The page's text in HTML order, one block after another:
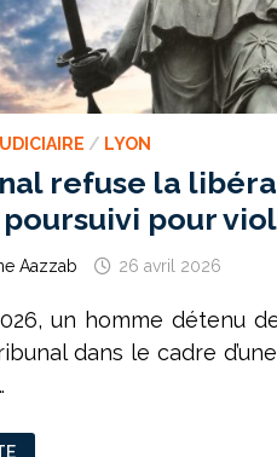
/ LYON
refuse la
pour
Aazzab 26 avril 2026
un homme détenu
dans le cadre